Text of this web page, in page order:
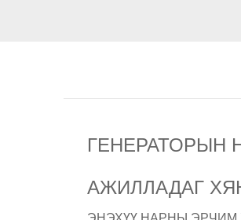
ГЕНЕРАТОРЫН
АЖИЛЛАДАГ